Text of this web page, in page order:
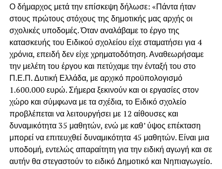
Ο δήμαρχος μετά την επίσκεψη δήλωσε: «Πάντα ήταν
στους πρώτους στόχους της δημοτικής μας αρχής οι
σχολικές υποδομές. Όταν αναλάβαμε το έργο της
κατασκευής του Ειδικού σχολείου είχε σταματήσει για 4
χρόνια, επειδή δεν είχε χρηματοδότηση. Αναθεωρήσαμε
την μελέτη του έργου και πετύχαμε την ένταξή του στο
Π.Ε.Π. Δυτική Ελλάδα, με αρχικό προϋπολογισμό
1.600.000 ευρώ. Σήμερα ξεκινούν και οι εργασίες στον
χώρο και σύμφωνα με τα σχέδια, το Ειδικό σχολείο
προβλέπεται να λειτουργήσει με 12 αίθουσες και
δυναμικότητα 35 μαθητών, ενώ με καθ’ ύψος επέκταση
μπορεί να επιτευχθεί δυναμικότητα 45 μαθητών. Είναι μια
υποδομή, εντελώς απαραίτητη για την ειδική αγωγή και σε
αυτήν θα στεγαστούν το ειδικό Δημοτικό και Νηπιαγωγείο.